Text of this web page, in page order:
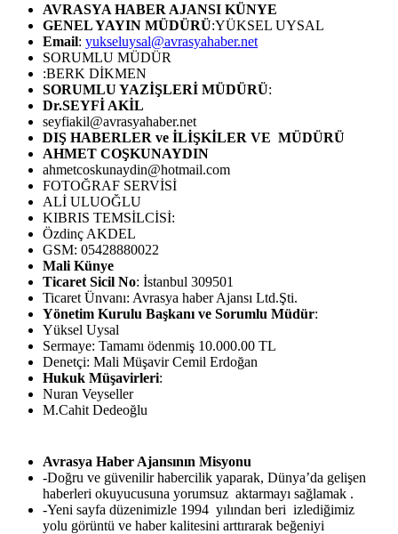
AVRASYA HABER AJANSI KÜNYE
GENEL YAYIN MÜDÜRÜ:YÜKSEL UYSAL
Email: yukseluysal@avrasyahaber.net
SORUMLU MÜDÜR
:BERK DİKMEN
SORUMLU YAZİŞLERİ MÜDÜRÜ:
Dr.SEYFİ AKİL
seyfiakil@avrasyahaber.net
DIŞ HABERLER ve İLİŞKİLER VE MÜDÜRÜ
AHMET COŞKUNAYDIN
ahmetcoskunaydin@hotmail.com
FOTOĞRAF SERVİSİ
ALİ ULUOĞLU
KIBRIS TEMSİLCİSİ:
Özdinç AKDEL
GSM: 05428880022
Mali Künye
Ticaret Sicil No: İstanbul 309501
Ticaret Ünvanı: Avrasya haber Ajansı Ltd.Şti.
Yönetim Kurulu Başkanı ve Sorumlu Müdür:
Yüksel Uysal
Sermaye: Tamamı ödenmiş 10.000.00 TL
Denetçi: Mali Müşavir Cemil Erdoğan
Hukuk Müşavirleri:
Nuran Veyseller
M.Cahit Dedeoğlu
Avrasya Haber Ajansının Misyonu
-Doğru ve güvenilir habercilik yaparak, Dünya’da gelişen
haberleri okuyucusuna yorumsuz aktarmayı sağlamak .
-Yeni sayfa düzenimizle 1994 yılından beri izlediğimiz
yolu görüntü ve haber kalitesini arttırarak beğeniyi